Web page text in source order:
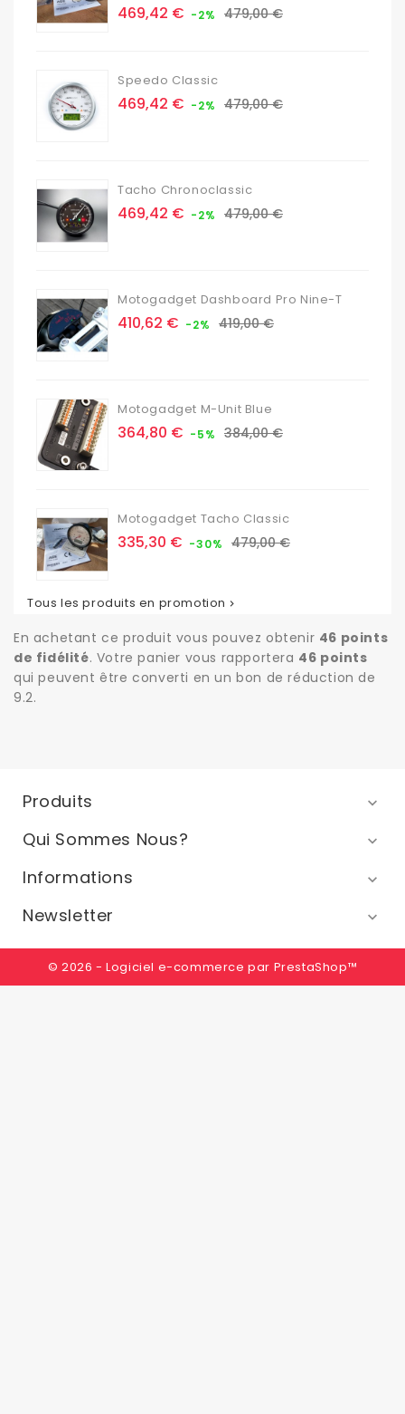
Prix
469,42 € -2% Prix
479,00 €
Speedo Classic
Prix
469,42 € -2% Prix
479,00 €
Tacho Chronoclassic
Prix
469,42 € -2% Prix
479,00 €
Motogadget Dashboard Pro Nine-T
Prix
410,62 € -2% Prix
419,00 €
Motogadget M-Unit Blue
Prix
364,80 € -5% Prix
384,00 €
Motogadget Tacho Classic
Prix
335,30 € -30% Prix
479,00 €
Tous les produits en promotion 
En achetant ce produit vous pouvez obtenir 46 points
de fidélité. Votre panier vous rapportera 46 points
qui peuvent être converti en un bon de réduction de
9.2.
Produits 
Qui Sommes Nous? 
Informations 
Newsletter 
© 2026 - Logiciel e-commerce par PrestaShop™